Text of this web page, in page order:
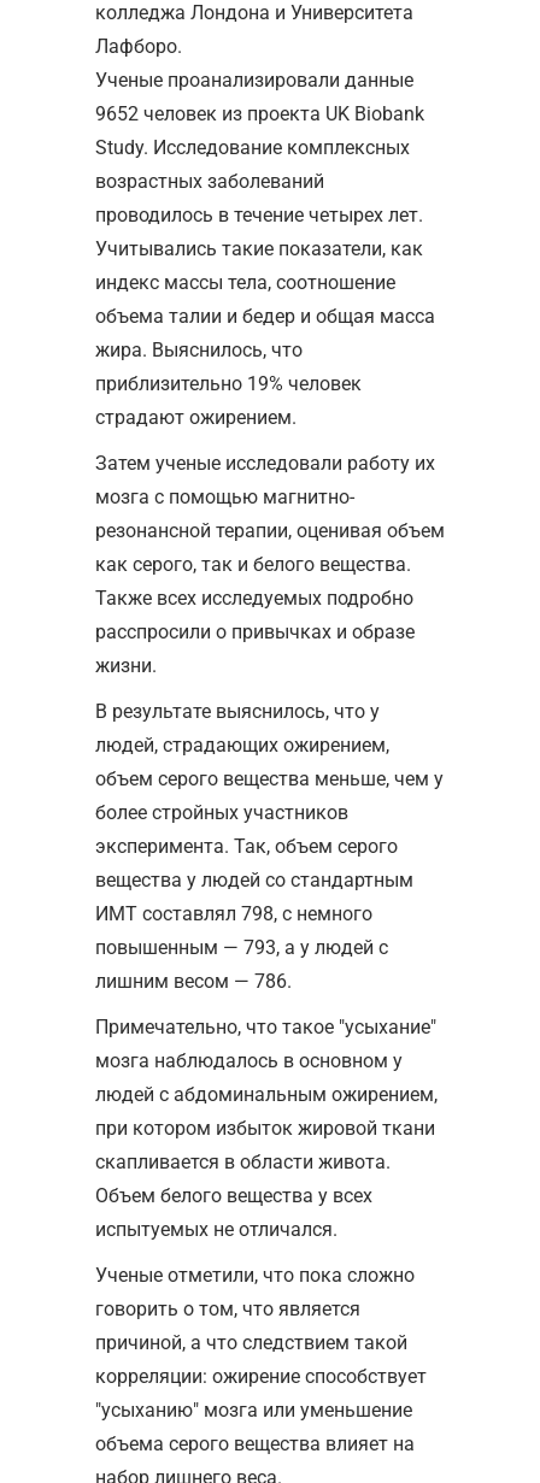
колледжа Лондона и Университета
Лафборо.
Ученые проанализировали данные
9652 человек из проекта UK Biobank
Study. Исследование комплексных
возрастных заболеваний
проводилось в течение четырех лет.
Учитывались такие показатели, как
индекс массы тела, соотношение
объема талии и бедер и общая масса
жира. Выяснилось, что
приблизительно 19% человек
страдают ожирением.
Затем ученые исследовали работу их
мозга с помощью магнитно-
резонансной терапии, оценивая объем
как серого, так и белого вещества.
Также всех исследуемых подробно
расспросили о привычках и образе
жизни.
В результате выяснилось, что у
людей, страдающих ожирением,
объем серого вещества меньше, чем у
более стройных участников
эксперимента. Так, объем серого
вещества у людей со стандартным
ИМТ составлял 798, с немного
повышенным — 793, а у людей с
лишним весом — 786.
Примечательно, что такое "усыхание"
мозга наблюдалось в основном у
людей с абдоминальным ожирением,
при котором избыток жировой ткани
скапливается в области живота.
Объем белого вещества у всех
испытуемых не отличался.
Ученые отметили, что пока сложно
говорить о том, что является
причиной, а что следствием такой
корреляции: ожирение способствует
"усыханию" мозга или уменьшение
объема серого вещества влияет на
набор лишнего веса.